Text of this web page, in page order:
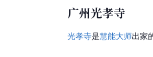
广州光孝寺
光孝寺是慧能大师出家